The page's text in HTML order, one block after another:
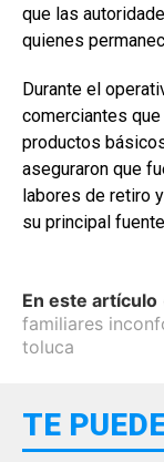
que las
quienes
Durante el
comerciantes
productos
aseguraron que
labores de retiro
su principal
En este artículo
familiares
toluca
TE